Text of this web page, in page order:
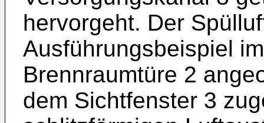
hervorgeht. Der
Ausführungsbeispiel
Brennraumtüre 2
dem Sichtfenster 3